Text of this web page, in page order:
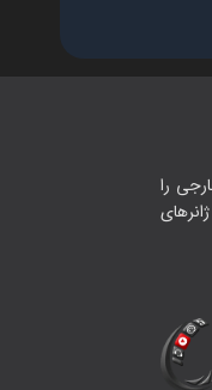
را